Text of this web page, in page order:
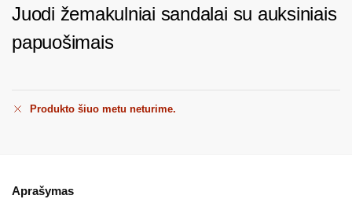
Juodi žemakulniai sandalai su auksiniais
papuošimais
Produkto šiuo metu neturime.
Aprašymas